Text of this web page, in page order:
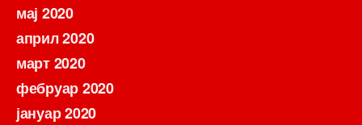
мај 2020
април 2020
март 2020
фебруар 2020
јануар 2020